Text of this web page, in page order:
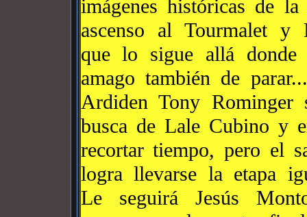
imágenes históricas de
ascenso al Tourmalet y
que lo sigue allá donde
amago también de
Ardiden Tony Rominger
busca de Lale Cubino y
recortar tiempo, pero el
logra llevarse la etapa
Le seguirá Jesús